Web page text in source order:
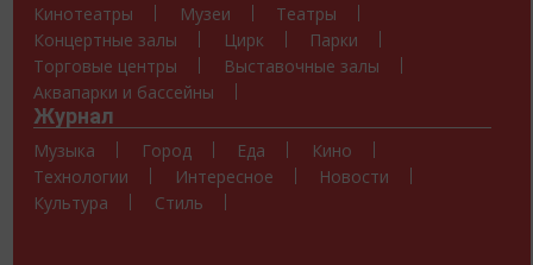
Кинотеатры
Музеи
Театры
Концертные залы
Цирк
Парки
Торговые центры
Выставочные залы
Аквапарки и бассейны
Журнал
Музыка Город Еда
Кино
Технологии
Интересное
Новости
Культура
Стиль